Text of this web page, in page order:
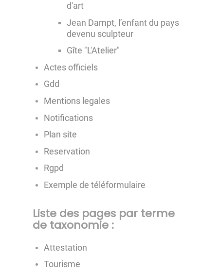
d'art
Jean Dampt, l’enfant du pays
devenu sculpteur
Gîte "L'Atelier"
Actes officiels
Gdd
Mentions legales
Notifications
Plan site
Reservation
Rgpd
Exemple de téléformulaire
Liste des pages par terme
de taxonomie :
Attestation
Tourisme